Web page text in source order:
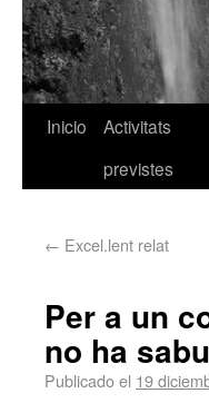
Inicio
Activitats
previstes
← Excel.lent relat
Per a un
no ha
Publicado el 19